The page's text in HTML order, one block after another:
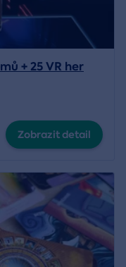
+ 25 VR her
Zobrazit detail